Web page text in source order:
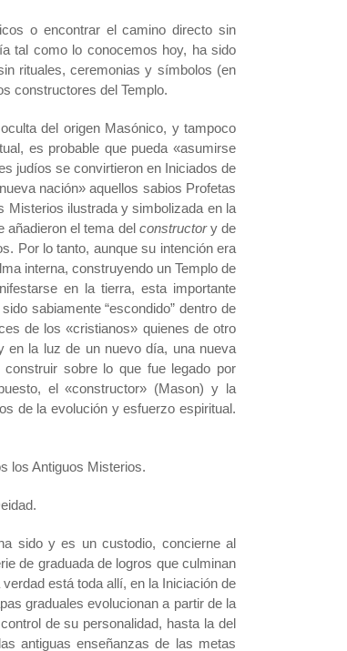
o encontrar el camino directo sin
tal como lo conocemos hoy, ha sido
rituales, ceremonias y símbolos (en
constructores del Templo.
del origen Masónico, y tampoco
es probable que pueda «asumirse
judíos se convirtieron en Iniciados de
nación» aquellos sabios Profetas
Misterios ilustrada y simbolizada en la
añadieron el tema del constructory de
Por lo tanto, aunque su intención era
interna, construyendo un Templo de
en la tierra, esta importante
sabiamente “escondido” dentro de
de los «cristianos» quienes de otro
en la luz de un nuevo día, una nueva
sobre lo que fue legado por
el «constructor» (Mason) y la
de la evolución y esfuerzo espiritual.
los Antiguos Misterios.
sido y es un custodio, concierne al
de graduada de logros que culminan
está toda allí, en la Iniciación de
graduales evolucionan a partir de la
de su personalidad, hasta la del
antiguas enseñanzas de las metas